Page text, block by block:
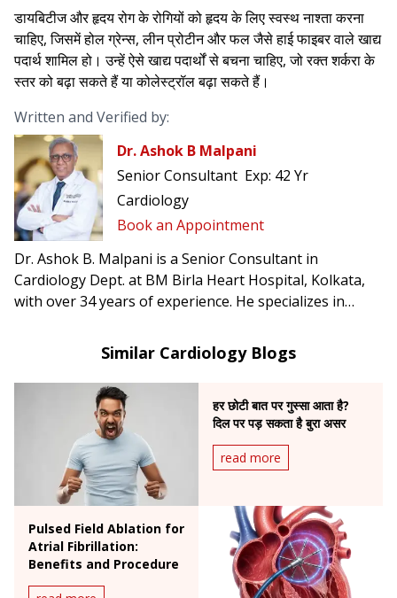
डायबिटीज और हृदय रोग के रोगियों को हृदय के लिए स्वस्थ नाश्ता करना
चाहिए, जिसमें होल ग्रेन्स, लीन प्रोटीन और फल जैसे हाई फाइबर वाले खाद्य
पदार्थ शामिल हो। उन्हें ऐसे खाद्य पदार्थों से बचना चाहिए, जो रक्त शर्करा के
स्तर को बढ़ा सकते हैं या कोलेस्ट्रॉल बढ़ा सकते हैं।
Written and Verified by:
Dr. Ashok B Malpani
Senior Consultant Exp: 42 Yr
Cardiology
Book an Appointment
Dr. Ashok B. Malpani is a Senior Consultant in
Cardiology Dept. at BM Birla Heart Hospital, Kolkata,
with over 34 years of experience. He specializes in
pacemaker implantation.Similar Cardiology Blogs
हर छोटी बात पर गुस्सा आता है?
दिल पर पड़ सकता है बुरा असर
read more
Pulsed Field Ablation for
Atrial Fibrillation:
Benefits and Procedure